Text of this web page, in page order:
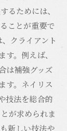
るためには、
ことが重要で
クライアント
。例えば、
は補強グッズ
す。ネイリス
技法を総合的
が求められま
新しい技法や